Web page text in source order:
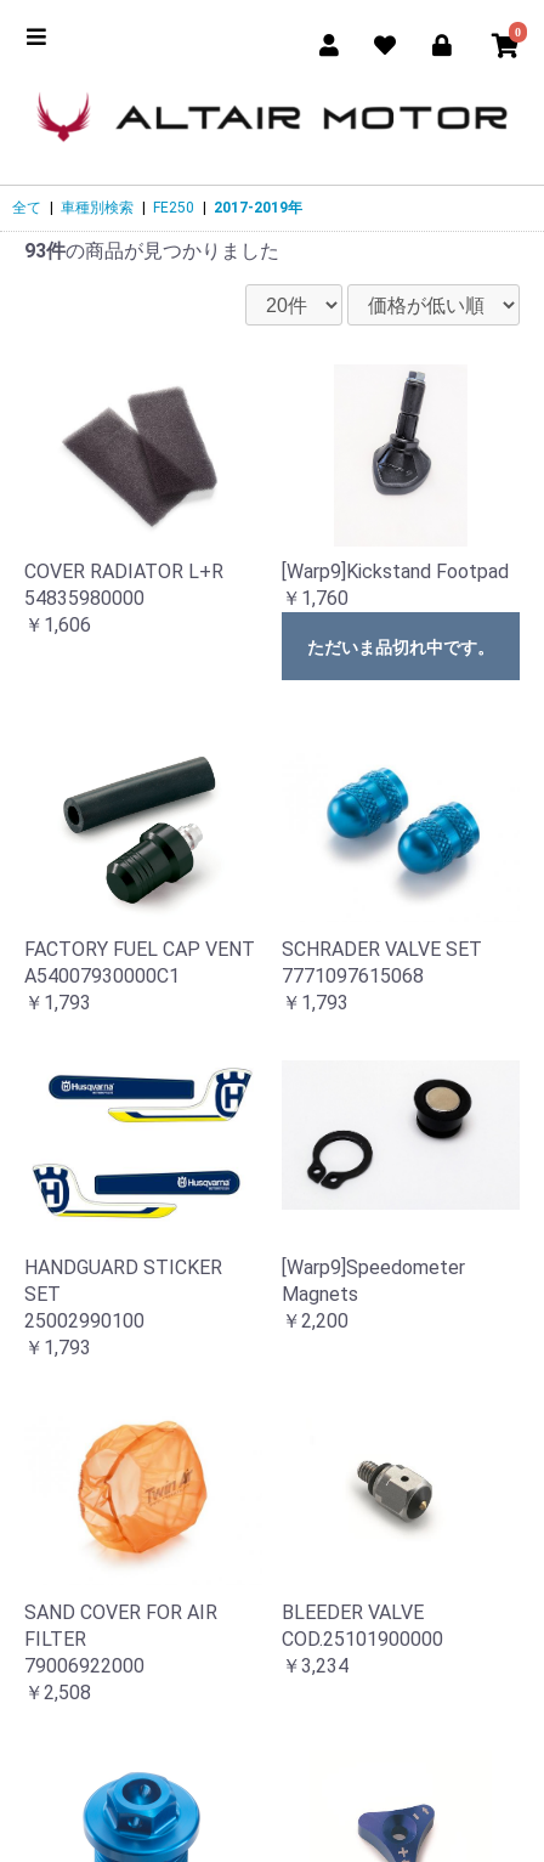
0
全て 車種別検索 FE250 2017-2019年
93件の商品が見つかりました
COVER RADIATOR L+R
54835980000
￥1,606
[Warp9]Kickstand Footpad
￥1,760
ただいま品切れ中です。
FACTORY FUEL CAP VENT
A54007930000C1
￥1,793
SCHRADER VALVE SET
7771097615068
￥1,793
HANDGUARD STICKER
SET
25002990100
￥1,793
[Warp9]Speedometer
Magnets
￥2,200
SAND COVER FOR AIR
FILTER
79006922000
￥2,508
BLEEDER VALVE
COD.25101900000
￥3,234